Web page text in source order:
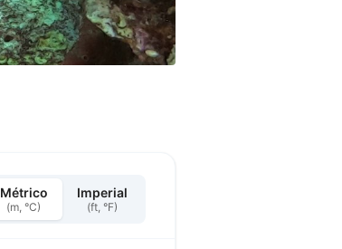
Métrico
(m, °C)
Imperial
(ft, °F)